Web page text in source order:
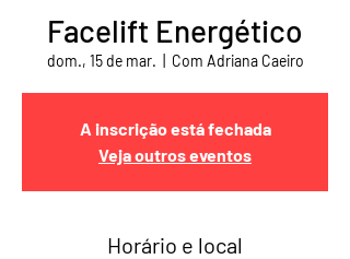
Facelift Energético
dom., 15 de mar. Com Adriana Caeiro
A inscrição está fechada
Veja outros eventos
Horário e local